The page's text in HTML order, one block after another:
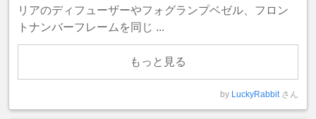
リアのディフューザーやフォグランプベゼル、フロン
トナンバーフレームを同じ ...
もっと見る
by LuckyRabbit さん